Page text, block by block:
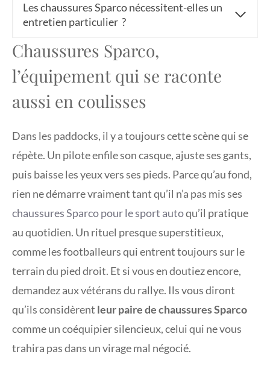
Les chaussures Sparco nécessitent-elles un
entretien particulier ?
Chaussures Sparco,
l’équipement qui se raconte
aussi en coulisses
Dans les paddocks, il y a toujours cette scène qui se
répète. Un pilote enfile son casque, ajuste ses gants,
puis baisse les yeux vers ses pieds. Parce qu’au fond,
rien ne démarre vraiment tant qu’il n’a pas mis ses
chaussures Sparco pour le sport autoqu’il pratique
au quotidien. Un rituel presque superstitieux,
comme les footballeurs qui entrent toujours sur le
terrain du pied droit. Et si vous en doutiez encore,
demandez aux vétérans du rallye. Ils vous diront
qu’ils considèrent leur paire de chaussures Sparco
comme un coéquipier silencieux, celui qui ne vous
trahira pas dans un virage mal négocié.